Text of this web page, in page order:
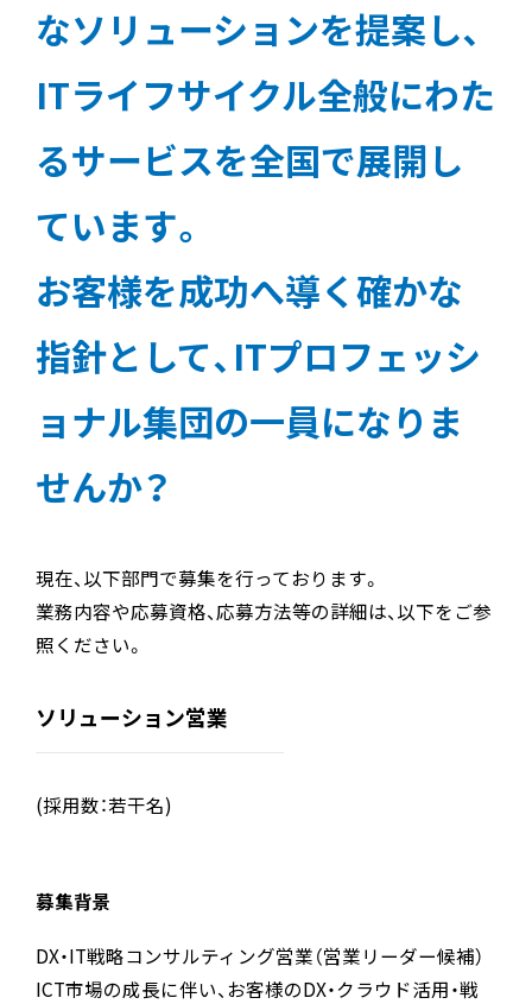
なソリューションを提案し、
ITライフサイクル全般にわた
るサービスを全国で展開し
ています。
お客様を成功へ導く確かな
指針として、ITプロフェッシ
ョナル集団の一員になりま
せんか？
現在、以下部門で募集を行っております。
業務内容や応募資格、応募方法等の詳細は、以下をご参
照ください。
ソリューション営業
(採用数：若干名)
募集背景
DX・IT戦略コンサルティング営業（営業リーダー候補）
ICT市場の成長に伴い、お客様のDX・クラウド活用・戦